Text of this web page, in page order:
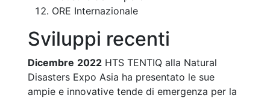
ORE Internazionale
Sviluppi recenti
Dicembre 2022 HTS TENTIQ alla Natural
Disasters Expo Asia ha presentato le sue
ampie e innovative tende di emergenza per la